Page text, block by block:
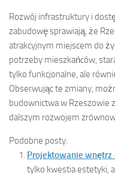
Rozwój infrastruktury i
zabudowę sprawiają, że
atrakcyjnym miejscem do
potrzeby mieszkańców,
tylko funkcjonalne, ale
Obserwując te zmiany,
budownictwa w Rzeszowie
dalszym rozwojem
Podobne posty:
Projektowanie wnętrz
tylko kwestia estetyki,